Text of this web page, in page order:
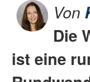
Von
Die
ist eine